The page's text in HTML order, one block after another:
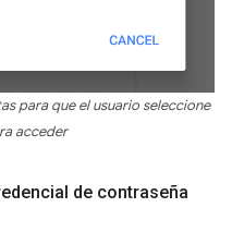
para que el usuario seleccione
acceder
de contraseña